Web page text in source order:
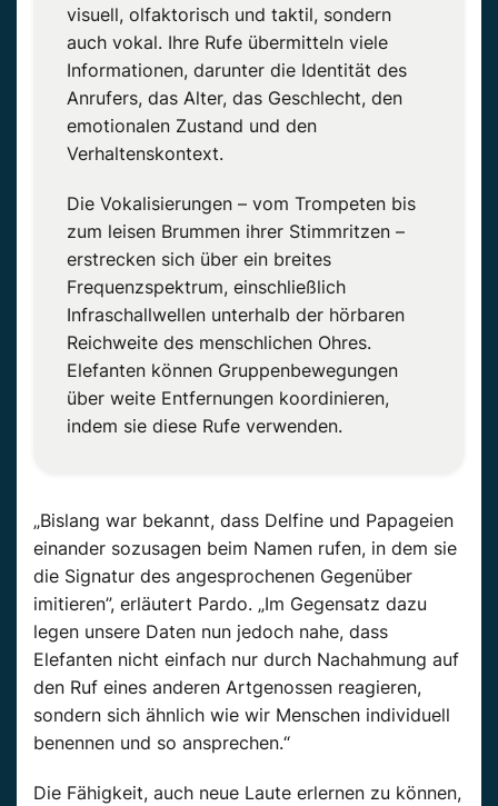
visuell, olfaktorisch und taktil, sondern
auch vokal. Ihre Rufe übermitteln viele
Informationen, darunter die Identität des
Anrufers, das Alter, das Geschlecht, den
emotionalen Zustand und den
Verhaltenskontext.
Die Vokalisierungen – vom Trompeten bis
zum leisen Brummen ihrer Stimmritzen –
erstrecken sich über ein breites
Frequenzspektrum, einschließlich
Infraschallwellen unterhalb der hörbaren
Reichweite des menschlichen Ohres.
Elefanten können Gruppenbewegungen
über weite Entfernungen koordinieren,
indem sie diese Rufe verwenden.
„Bislang war bekannt, dass Delfine und Papageien
einander sozusagen beim Namen rufen, in dem sie
die Signatur des angesprochenen Gegenüber
imitieren”, erläutert Pardo. „Im Gegensatz dazu
legen unsere Daten nun jedoch nahe, dass
Elefanten nicht einfach nur durch Nachahmung auf
den Ruf eines anderen Artgenossen reagieren,
sondern sich ähnlich wie wir Menschen individuell
benennen und so ansprechen.“
Die Fähigkeit, auch neue Laute erlernen zu können,